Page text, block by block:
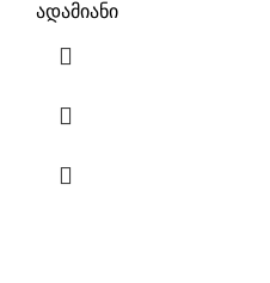
ადამიანი